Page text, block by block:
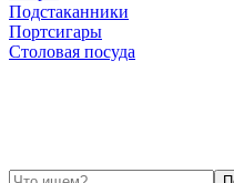
Подстаканники
Портсигары
Столовая посуда